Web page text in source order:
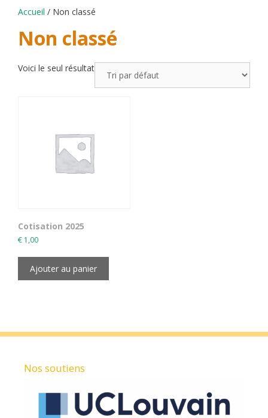
Accueil / Non classé
Non classé
Voici le seul résultat
Cotisation 2025
€ 1,00
Ajouter au panier
Nos soutiens